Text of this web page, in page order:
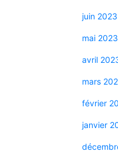
juin 2023
mai 2023
avril
mars
février
janvier